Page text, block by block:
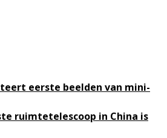
eerste beelden van mini-
ruimtetelescoop in China is